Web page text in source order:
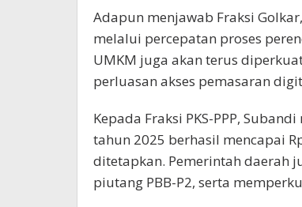
Adapun menjawab Fraksi
melalui percepatan proses
UMKM juga akan terus
perluasan akses pemasaran
Kepada Fraksi PKS-PPP,
tahun 2025 berhasil mencapai
ditetapkan. Pemerintah daerah
piutang PBB-P2, serta